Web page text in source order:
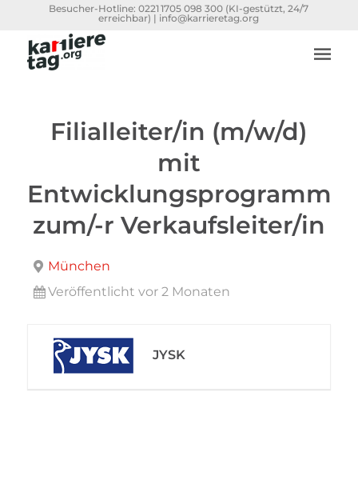
Besucher-Hotline:0221 1705 098 300 (KI-gestützt, 24/7
erreichbar) | info@karrieretag.org
Filialleiter/in (m/w/d)
mit
Entwicklungsprogramm
zum/-r Verkaufsleiter/in
München
Veröffentlicht vor 2 Monaten
JYSK